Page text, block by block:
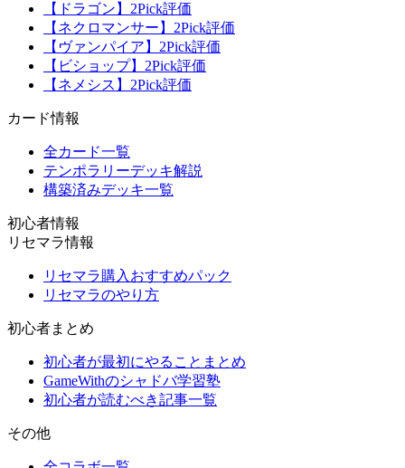
【ドラゴン】2Pick評価
【ネクロマンサー】2Pick評価
【ヴァンパイア】2Pick評価
【ビショップ】2Pick評価
【ネメシス】2Pick評価
カード情報
全カード一覧
テンポラリーデッキ解説
構築済みデッキ一覧
初心者情報
リセマラ情報
リセマラ購入おすすめパック
リセマラのやり方
初心者まとめ
初心者が最初にやることまとめ
GameWithのシャドバ学習塾
初心者が読むべき記事一覧
その他